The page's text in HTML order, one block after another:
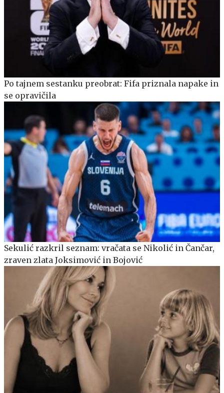
Po tajnem sestanku preobrat: Fifa priznala napake in
se opravičila
Sekulić razkril seznam: vračata se Nikolić in Čančar,
zraven zlata Joksimović in Bojović